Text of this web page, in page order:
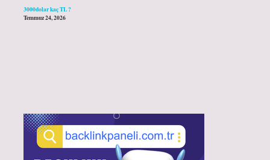
3000dolar kaç TL ?
Temmuz 24, 2026